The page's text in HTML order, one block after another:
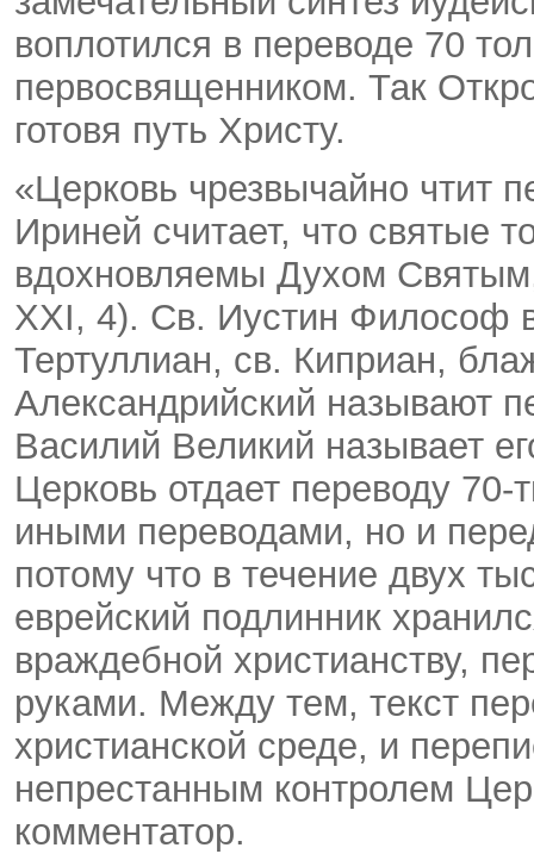
воплотился в переводе 70
первосвященником. Так
готовя путь Христу.
«Церковь чрезвычайно чтит
Ириней считает, что святые
вдохновляемы Духом
XXI, 4). Св. Иустин Философ
Тертуллиан, св. Киприан,
Александрийский называют
Василий Великий называет
Церковь отдает переводу 70-
иными переводами, но и
потому что в течение двух
еврейский подлинник
враждебной христианству,
руками. Между тем, текст
христианской среде, и
непрестанным контролем
комментатор.